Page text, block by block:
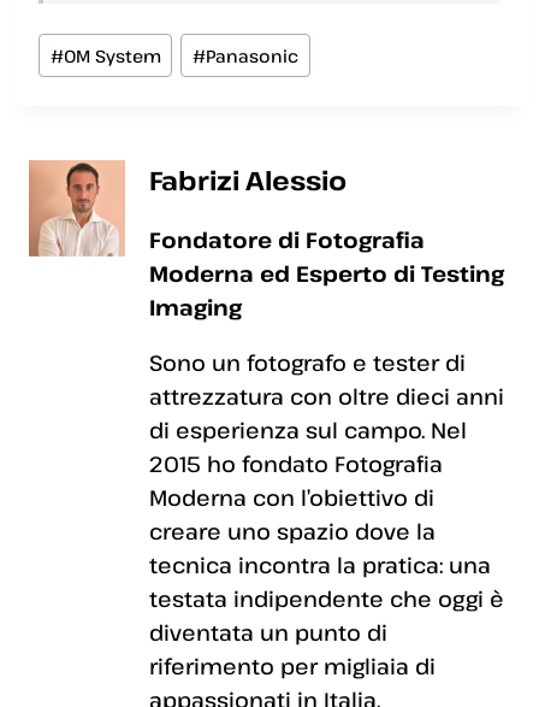
Tag
articolo:
#OM System #Panasonic
Fabrizi Alessio
Fondatore di Fotografia
Moderna ed Esperto di Testing
Imaging
Sono un fotografo e tester di
attrezzatura con oltre dieci anni
di esperienza sul campo. Nel
2015 ho fondato Fotografia
Moderna con l’obiettivo di
creare uno spazio dove la
tecnica incontra la pratica: una
testata indipendente che oggi è
diventata un punto di
riferimento per migliaia di
appassionati in Italia.